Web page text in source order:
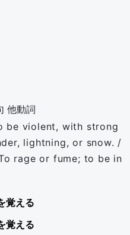
他動詞
be violent, with strong
lightning, or snow. /
rage or fume; to be in
覚える
覚える